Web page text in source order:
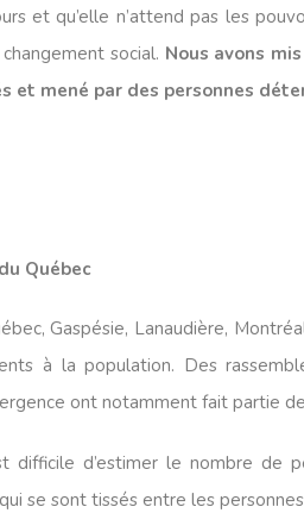
et qu’elle n’attend pas les
social. Nous avons
et mené par des personnes
Québec
Gaspésie, Lanaudière,
à la population. Des
ont notamment fait partie
difficile d’estimer le nombre de
se sont tissés entre les